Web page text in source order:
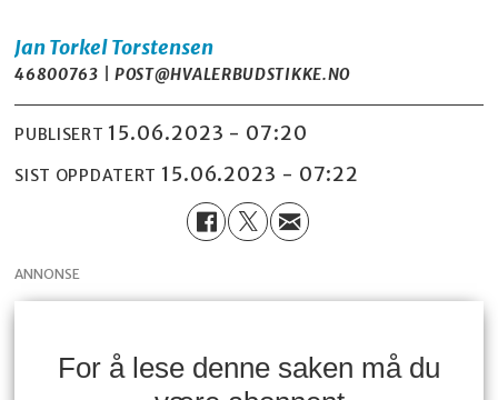
Jan TorkelTorstensen
46800763 | POST@HVALERBUDSTIKKE.NO
PUBLISERT 15.06.2023 - 07:20
SIST OPPDATERT 15.06.2023 - 07:22
ANNONSE
For å lese denne saken må du